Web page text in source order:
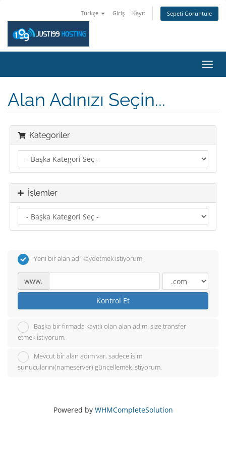
Türkçe Giriş Kayıt Sepeti Görüntüle
Alan Adınızı Seçin...
Kategoriler
İşlemler
Yeni bir alan adı kaydetmek istiyorum.
www.
Kontrol Et
Başka bir firmada kayıtlı olan alan adımı size transfer
etmek istiyorum.
Mevcut bir alan adım var, sadece isim
sunucularını(nameserver) güncellemek istiyorum.
Powered by WHMCompleteSolution